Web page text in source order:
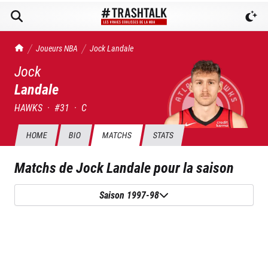
TrashTalk Actu NBA
Joueurs NBA JockLandale
Jock
Landale
HAWKS · #31 · C
HOME BIO MATCHS STATS
Matchs deJock Landalepour la saison
Saison 1997-98